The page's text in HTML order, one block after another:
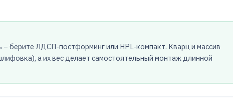
берите ЛДСП-постформинг или HPL-компакт. Кварц и массив
а их вес делает самостоятельный монтаж длинной